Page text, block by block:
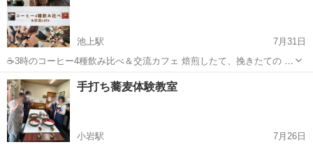
ます。皮を剥いた「磨き胡麻」を...
池上駅
7月31日
☕3時のコーヒー4種飲み比べ＆交流カフェ 焙煎したて、挽きたての コ
ーヒー豆のいい香りに包まれながら コーヒーを飲み比べて 味や香りの
違いを味わいませんか？ 店主が丁寧にハンドドリップしたコーヒー お
家にい...
東京 大田区 池上駅 コーヒー
手打ち蕎麦体験教室
小岩駅
7月26日